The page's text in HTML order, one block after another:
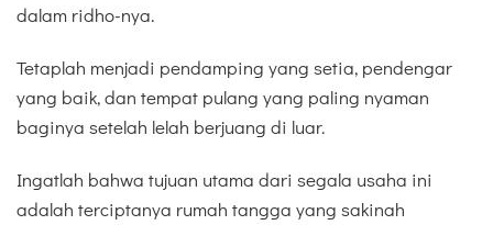
dalam ridho-nya.
Tetaplah menjadi pendamping yang setia, pendengar
yang baik, dan tempat pulang yang paling nyaman
baginya setelah lelah berjuang di luar.
Ingatlah bahwa tujuan utama dari segala usaha ini
adalah terciptanya rumah tangga yang sakinah